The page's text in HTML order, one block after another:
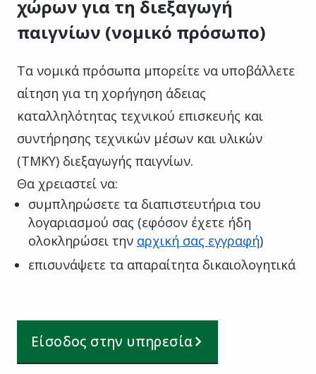
χώρων για τη διεξαγωγή
παιγνίων (νομικό πρόσωπο)
Τα νομικά πρόσωπα μπορείτε να υποβάλλετε
αίτηση για τη χορήγηση άδειας
καταλληλότητας τεχνικού επισκευής και
συντήρησης τεχνικών μέσων και υλικών
(ΤΜΚΥ) διεξαγωγής παιγνίων.
Θα χρειαστεί να:
συμπληρώσετε τα διαπιστευτήρια του
λογαριασμού σας (εφόσον έχετε ήδη
ολοκληρώσει την αρχική σας εγγραφή)
επισυνάψετε τα απαραίτητα δικαιολογητικά
Είσοδος στην υπηρεσία